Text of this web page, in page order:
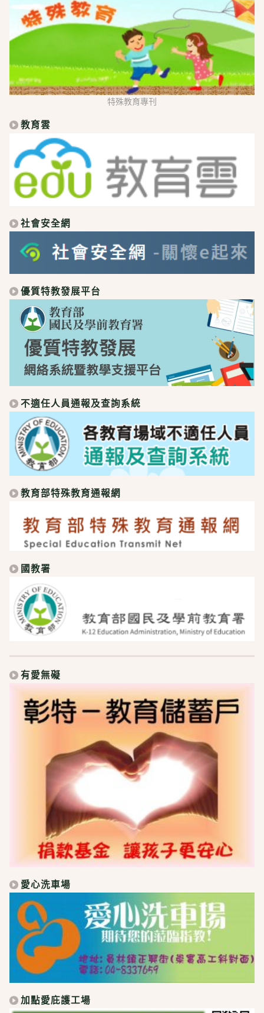
特殊教育專刊
教育雲
社會安全網
優質特教發展平台
不適任人員通報及查詢系統
教育部特殊教育通報網
國教署
有愛無礙
愛心洗車場
加點愛庇護工場